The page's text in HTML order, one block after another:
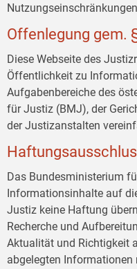
Offenlegung gem.
Diese Webseite des
Öffentlichkeit zu
Aufgabenbereiche des
für Justiz (BMJ), der
der Justizanstalten
Das Bundesministerium
Informationsinhalte auf
Justiz keine Haftung
Recherche und
Aktualität und Richtigkeit
abgelegten Informationen